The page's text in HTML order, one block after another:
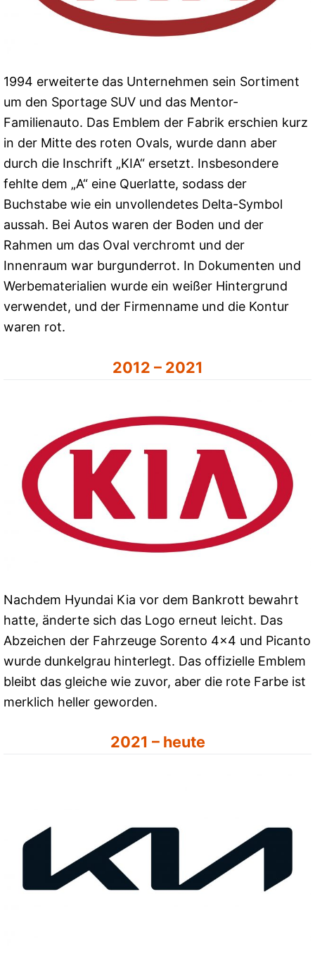
1994 erweiterte das Unternehmen sein Sortiment
um den Sportage SUV und das Mentor-
Familienauto. Das Emblem der Fabrik erschien kurz
in der Mitte des roten Ovals, wurde dann aber
durch die Inschrift „KIA“ ersetzt. Insbesondere
fehlte dem „A“ eine Querlatte, sodass der
Buchstabe wie ein unvollendetes Delta-Symbol
aussah. Bei Autos waren der Boden und der
Rahmen um das Oval verchromt und der
Innenraum war burgunderrot. In Dokumenten und
Werbematerialien wurde ein weißer Hintergrund
verwendet, und der Firmenname und die Kontur
waren rot.
2012 – 2021
Nachdem Hyundai Kia vor dem Bankrott bewahrt
hatte, änderte sich das Logo erneut leicht. Das
Abzeichen der Fahrzeuge Sorento 4×4 und Picanto
wurde dunkelgrau hinterlegt. Das offizielle Emblem
bleibt das gleiche wie zuvor, aber die rote Farbe ist
merklich heller geworden.
2021 – heute